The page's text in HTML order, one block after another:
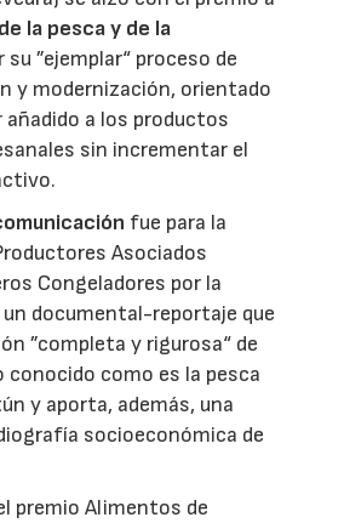
la pesca y de la
su ”ejemplar“ proceso de
y modernización, orientado
añadido a los productos
sin incrementar el
fue para la
Asociados
Congeladores por la
un documental-reportaje que
”completa y rigurosa“ de
conocido como es la pesca
y aporta, además, una
socioeconómica de
premio Alimentos de